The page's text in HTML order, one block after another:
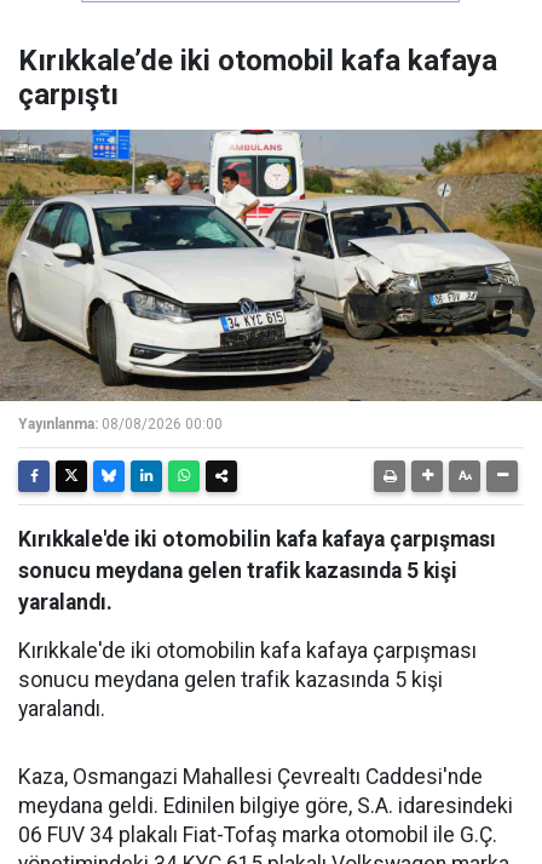
Kırıkkale’de iki otomobil kafa kafaya
çarpıştı
Yayınlanma: 08/08/2026 00:00
Kırıkkale'de iki otomobilin kafa kafaya çarpışması
sonucu meydana gelen trafik kazasında 5 kişi
yaralandı.
Kırıkkale'de iki otomobilin kafa kafaya çarpışması
sonucu meydana gelen trafik kazasında 5 kişi
yaralandı.
Kaza, Osmangazi Mahallesi Çevrealtı Caddesi'nde
meydana geldi. Edinilen bilgiye göre, S.A. idaresindeki
06 FUV 34 plakalı Fiat-Tofaş marka otomobil ile G.Ç.